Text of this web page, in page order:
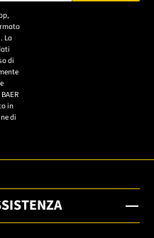
Adresse ein.
La
di
in
di